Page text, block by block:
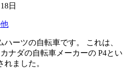
日
ハーツの自転車です。 これは、
ナダの自転車メーカーの P4とい
ました。